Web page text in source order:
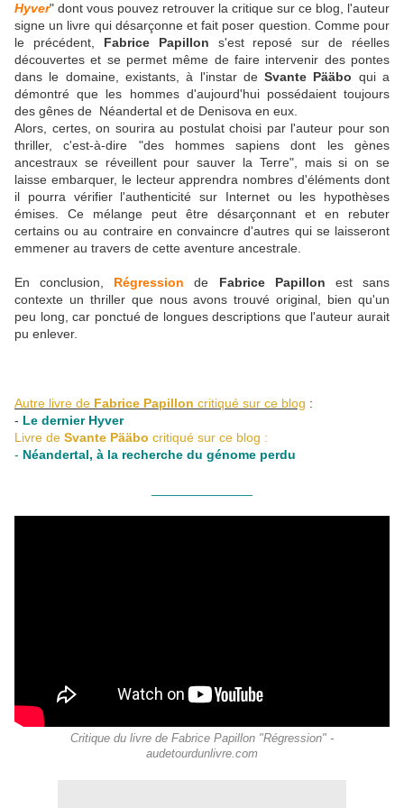
Hyver" dont vous pouvez retrouver la critique sur ce blog, l'auteur
signe un livre qui désarçonne et fait poser question. Comme pour
le précédent, Fabrice Papillon s'est reposé sur de réelles
découvertes et se permet même de faire intervenir des pontes
dans le domaine, existants, à l'instar deSvante Pääbo qui a
démontré que les hommes d'aujourd'hui possédaient toujours
des gênes de Néandertal et de Denisova en eux.
Alors, certes, on sourira au postulat choisi par l'auteur pour son
thriller, c'est-à-dire "des hommes sapiens dont les gènes
ancestraux se réveillent pour sauver la Terre", mais si on se
laisse embarquer, le lecteur apprendra nombres d'éléments dont
il pourra vérifier l'authenticité sur Internet ou les hypothèses
émises. Ce mélange peut être désarçonnant et en rebuter
certains ou au contraire en convaincre d'autres qui se laisseront
emmener au travers de cette aventure ancestrale.
En conclusion, Régression de Fabrice Papillon est sans
contexte un thriller que nous avons trouvé original, bien qu'un
peu long, car ponctué de longues descriptions que l'auteur aurait
pu enlever.
Autre livre de Fabrice Papillon critiqué sur ce blog :
- Le dernier Hyver
Livre de Svante Pääbo critiqué sur ce blog :
- Néandertal, à la recherche du génome perdu
Critique du livre de Fabrice Papillon "Régression" -
audetourdunlivre.com